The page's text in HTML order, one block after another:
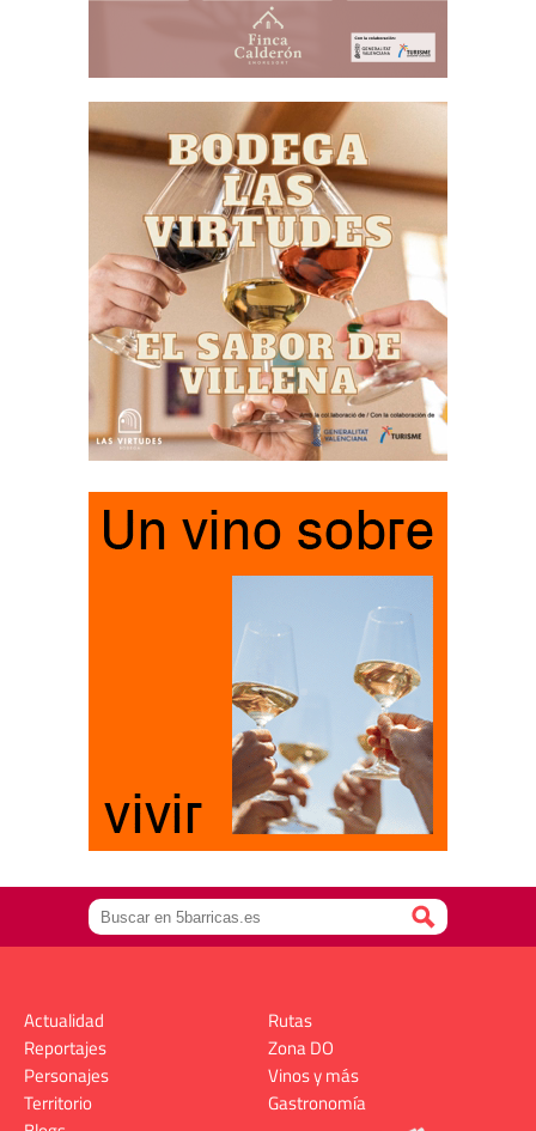
Actualidad
Reportajes
Personajes
Territorio
Rutas
Zona DO
Vinos y más
Gastronomía